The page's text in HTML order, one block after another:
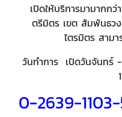
เปิดให้บริการมามากก
ตรีมิตร เขต สัมพันธว
ไตรมิตร สามา
วันทำการ เปิดวันจันทร์
0-2639-